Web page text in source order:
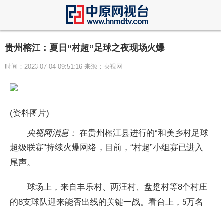
贵州榕江：夏日“村超”足球之夜现场火爆
时间：2023-07-04 09:51:16 来源：央视网
(资料图片)
央视网消息： 在贵州榕江县进行的“和美乡村足球
超级联赛”持续火爆网络，目前，“村超”小组赛已进入
尾声。
球场上，来自丰乐村、两汪村、盘踅村等8个村庄
的8支球队迎来能否出线的关键一战。看台上，5万名